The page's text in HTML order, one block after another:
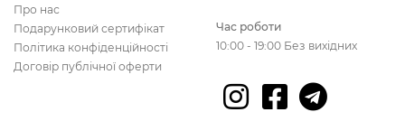
Про нас
Подарунковий сертифікат
Політика конфіденційності
Договір публічної оферти
Час роботи
10:00 - 19:00 Без вихідних